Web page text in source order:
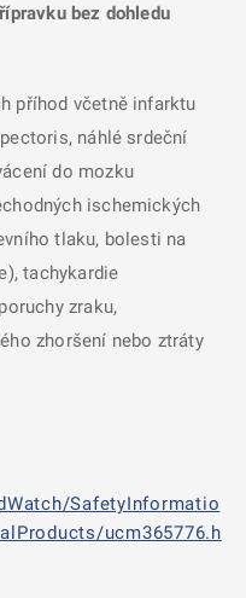
bez dohledu
příhod včetně infarktu
náhlé srdeční
do mozku
ischemických
tlaku, bolesti na
tachykardie
zraku,
zhoršení nebo ztráty
SafetyInformatio
ucm365776.h